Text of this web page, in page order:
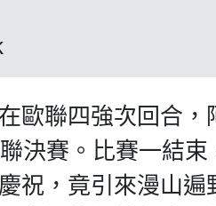
歐聯四強次回合，
決賽。比賽一結束
祝，竟引來漫山遍